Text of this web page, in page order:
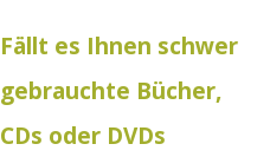
Fällt es Ihnen schwer
gebrauchte Bücher,
CDs oder DVDs